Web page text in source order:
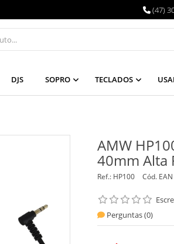
(47)
DJS SOPRO TECLADOS
AMW
40mm Alta
Ref.: HP100 Cód. EAN
Perguntas (0)